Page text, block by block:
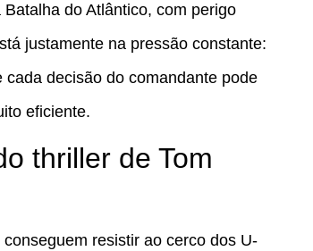
do Atlântico, com perigo
justamente na pressão constante:
decisão do comandante pode
eficiente.
thriller de Tom
resistir ao cerco dos U-